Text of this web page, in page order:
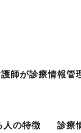
師が診療情報管
人の特徴 診療